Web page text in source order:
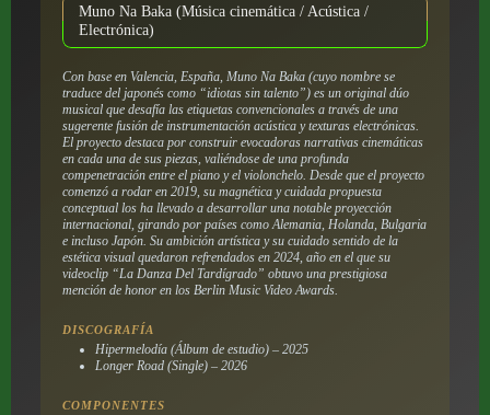
Muno Na Baka (Música cinemática / Acústica /
Electrónica)
Con base en Valencia, España, Muno Na Baka (cuyo nombre se
traduce del japonés como “idiotas sin talento”) es un original dúo
musical que desafía las etiquetas convencionales a través de una
sugerente fusión de instrumentación acústica y texturas electrónicas.
El proyecto destaca por construir evocadoras narrativas cinemáticas
en cada una de sus piezas, valiéndose de una profunda
compenetración entre el piano y el violonchelo. Desde que el proyecto
comenzó a rodar en 2019, su magnética y cuidada propuesta
conceptual los ha llevado a desarrollar una notable proyección
internacional, girando por países como Alemania, Holanda, Bulgaria
e incluso Japón. Su ambición artística y su cuidado sentido de la
estética visual quedaron refrendados en 2024, año en el que su
videoclip “La Danza Del Tardígrado” obtuvo una prestigiosa
mención de honor en los Berlin Music Video Awards.
DISCOGRAFÍA
Hipermelodía (Álbum de estudio) – 2025
Longer Road (Single) – 2026
COMPONENTES